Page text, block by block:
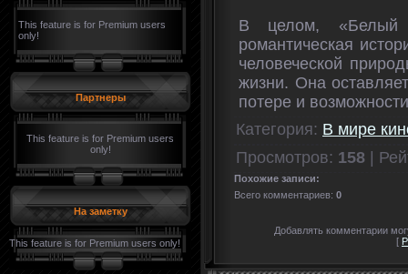
This feature is for Premium users
only!
Партнеры
This feature is for Premium users
only!
На заметку
This feature is for Premium users only!
В целом,
романтическая
человеческой
жизни. Она
потере и
Категория: В мире
Просмотров: 158 |
Похожие записи:
Всего комментариев: 0
Добавлять комментарии
[